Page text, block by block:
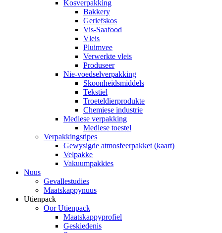
Kosverpakking
Bakkery
Geriefskos
Vis-Saafood
Vleis
Pluimvee
Verwerkte vleis
Produseer
Nie-voedselverpakking
Skoonheidsmiddels
Tekstiel
Troeteldierprodukte
Chemiese industrie
Mediese verpakking
Mediese toestel
Verpakkingstipes
Gewysigde atmosfeerpakket (kaart)
Velpakke
Vakuumpakkies
Nuus
Gevallestudies
Maatskappynuus
Utienpack
Oor Utienpack
Maatskappyprofiel
Geskiedenis